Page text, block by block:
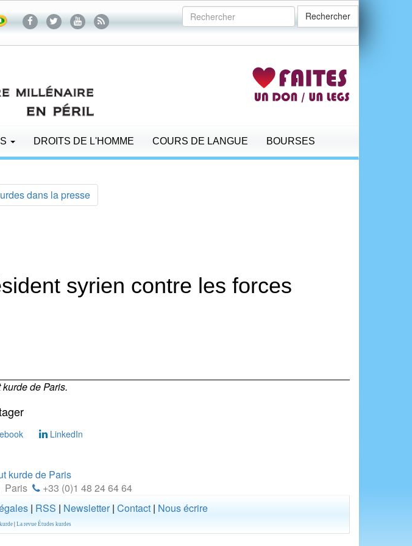
Rechercher
DROITS DE L'HOMME COURS DE LANGUE BOURSES
dans la presse
syrien contre les forces
de Paris.
LinkedIn
kurde de Paris
Paris
+33 (0)1 48 24 64 64
| RSS | Newsletter| Contact| Nous écrire
| La revue Études kurdes